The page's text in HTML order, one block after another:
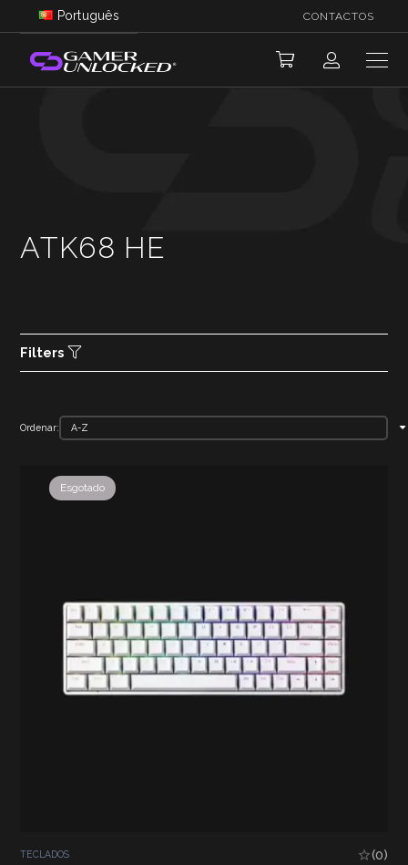
Português CONTACTOS
ATK68 HE
Filters
Ordenar:
Esgotado
TECLADOS (0)